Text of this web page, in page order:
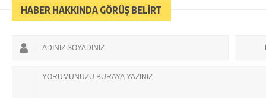
HABER HAKKINDA GÖRÜŞ BELİRT